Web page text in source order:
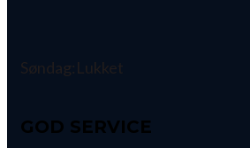
Søndag:Lukket
GOD SERVICE